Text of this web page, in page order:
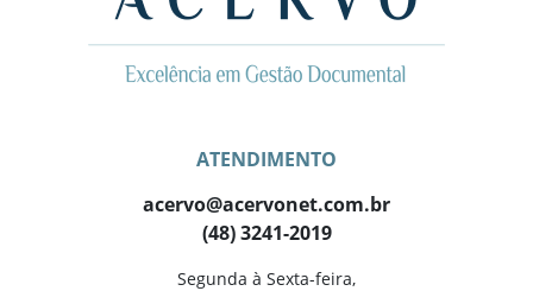
ATENDIMENTO
acervo@acervonet.com.br
(48) 3241-2019
Segunda à Sexta-feira,